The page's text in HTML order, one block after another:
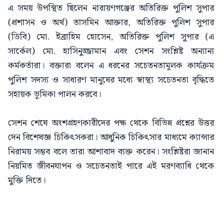
এ সময় উপস্থিত ছিলেন নারায়ণগঞ্জের অতিরিক্ত পুলিশ সুপার
(প্রশাসন ও অর্থ) তাসমিন আক্তার, অতিরিক্ত পুলিশ সুপার
(ডিবি) মো. ইব্রাহিম হোসেন, অতিরিক্ত পুলিশ সুপার (এ
সার্কেল) মো. হাসিনুজ্জামান এবং সেশন সংশ্লিষ্ট অন্যান্য
কর্মকর্তারা। বক্তারা বলেন এ ধরনের সচেতনতামূলক কার্যক্রম
পুলিশ সদস্য ও সাধারণ মানুষের মধ্যে স্বাস্থ্য সচেতনতা বৃদ্ধিতে
সহায়ক ভূমিকা পালন করবে।
সেশন শেষে অংশগ্রহণকারীদের পক্ষ থেকে বিভিন্ন প্রশ্নের উত্তর
দেন বিশেষজ্ঞ চিকিৎসকরা। আধুনিক চিকিৎসার মাধ্যমে ক্যান্সার
নিরাময় সম্ভব বলে তারা আশাবাদ ব্যক্ত করেন। সংশ্লিষ্টরা জানান
নিয়মিত জীবনযাপন ও সচেতনতাই পারে এই মরণব্যাধি থেকে
মুক্তি দিতে।